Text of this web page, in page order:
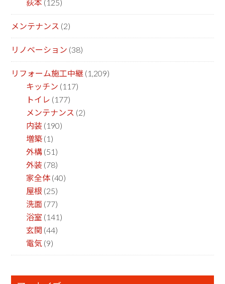
荻本 (125)
メンテナンス (2)
リノベーション (38)
リフォーム施工中継 (1,209)
キッチン (117)
トイレ (177)
メンテナンス (2)
内装 (190)
増築 (1)
外構 (51)
外装 (78)
家全体 (40)
屋根 (25)
洗面 (77)
浴室 (141)
玄関 (44)
電気 (9)